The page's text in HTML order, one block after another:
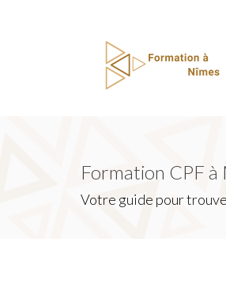
Formation CPF à
Votre guide pour